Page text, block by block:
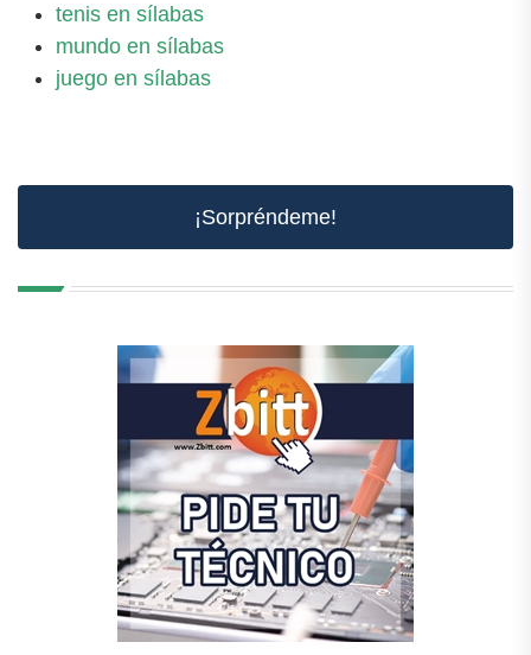
tenis en sílabas
mundo en sílabas
juego en sílabas
¡Sorpréndeme!